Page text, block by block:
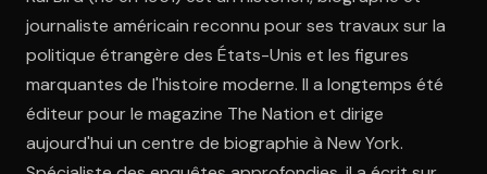
journaliste américain reconnu pour ses travaux sur la
politique étrangère des États-Unis et les figures
marquantes de l'histoire moderne. Il a longtemps été
éditeur pour le magazine The Nation et dirige
aujourd'hui un centre de biographie à New York.